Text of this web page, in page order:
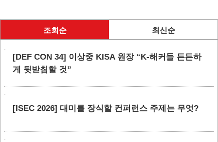
조회순 최신순
[DEF CON 34] 이상중 KISA 원장 “K-해커들 든든하
게 뒷받침할 것”
[ISEC 2026] 대미를 장식할 컨퍼런스 주제는 무엇?